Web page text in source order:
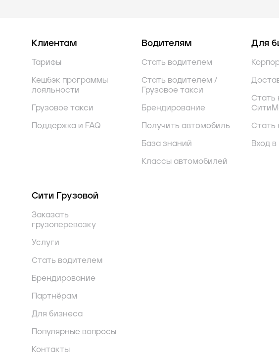
Клиентам
Тарифы
Кешбэк программы
лояльности
Грузовое такси
Поддержка и FAQ
Водителям
Стать водителем
Стать водителем /
Грузовое такси
Брендирование
Получить автомобиль
База знаний
Классы автомобилей
Для
Стать
Стать
Вход в
Сити Грузовой
Заказать
грузоперевозку
Услуги
Стать водителем
Брендирование
Партнёрам
Для бизнеса
Популярные вопросы
Контакты